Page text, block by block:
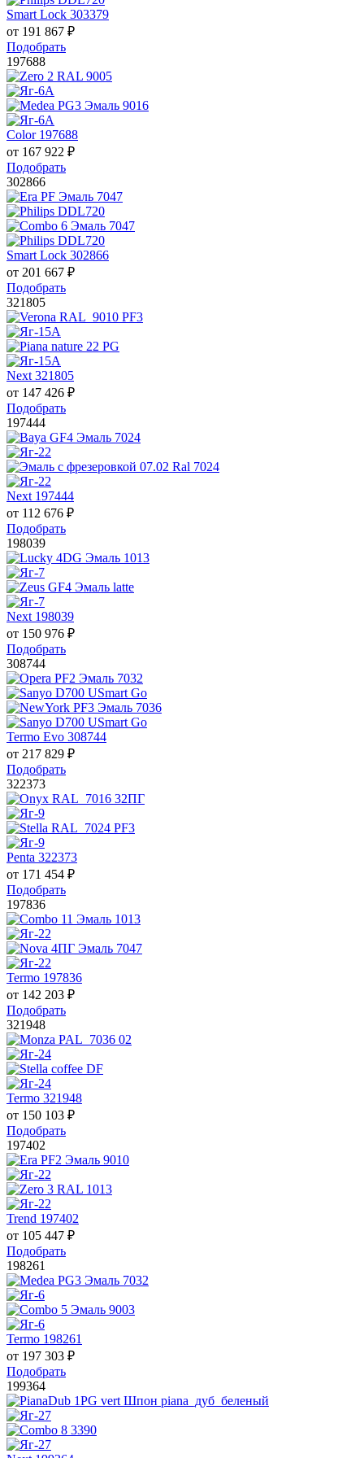
Smart Lock 303379
от 191 867 ₽
Подобрать
197688
Color 197688
от 167 922 ₽
Подобрать
302866
Smart Lock 302866
от 201 667 ₽
Подобрать
321805
Next 321805
от 147 426 ₽
Подобрать
197444
Next 197444
от 112 676 ₽
Подобрать
198039
Next 198039
от 150 976 ₽
Подобрать
308744
Termo Evo 308744
от 217 829 ₽
Подобрать
322373
Penta 322373
от 171 454 ₽
Подобрать
197836
Termo 197836
от 142 203 ₽
Подобрать
321948
Termo 321948
от 150 103 ₽
Подобрать
197402
Trend 197402
от 105 447 ₽
Подобрать
198261
Termo 198261
от 197 303 ₽
Подобрать
199364